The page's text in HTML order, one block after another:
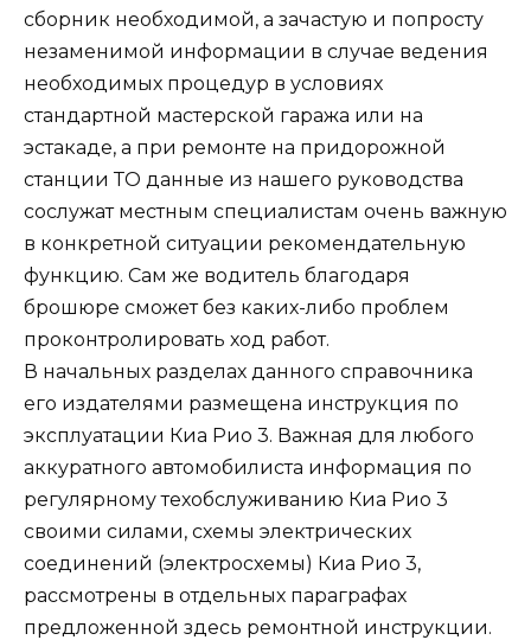
сборник необходимой, а зачастую и попросту
незаменимой информации в случае ведения
необходимых процедур в условиях
стандартной мастерской гаража или на
эстакаде, а при ремонте на придорожной
станции ТО данные из нашего руководства
сослужат местным специалистам очень важную
в конкретной ситуации рекомендательную
функцию. Сам же водитель благодаря
брошюре сможет без каких-либо проблем
проконтролировать ход работ.
В начальных разделах данного справочника
его издателями размещена инструкция по
эксплуатации Киа Рио 3. Важная для любого
аккуратного автомобилиста информация по
регулярному техобслуживанию Киа Рио 3
своими силами, схемы электрических
соединений (электросхемы) Киа Рио 3,
рассмотрены в отдельных параграфах
предложенной здесь ремонтной инструкции.